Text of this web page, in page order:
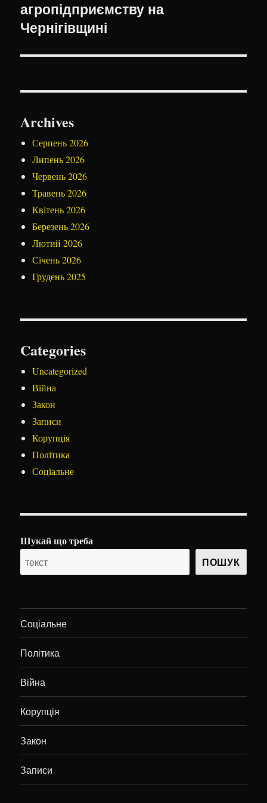
агропідприємству на
Чернігівщині
Archives
Серпень 2026
Липень 2026
Червень 2026
Травень 2026
Квітень 2026
Березень 2026
Лютий 2026
Січень 2026
Грудень 2025
Categories
Uncategorized
Війна
Закон
Записи
Корупція
Політика
Соціальне
Шукай що треба
ПОШУК
Соціальне
Політика
Війна
Корупція
Закон
Записи